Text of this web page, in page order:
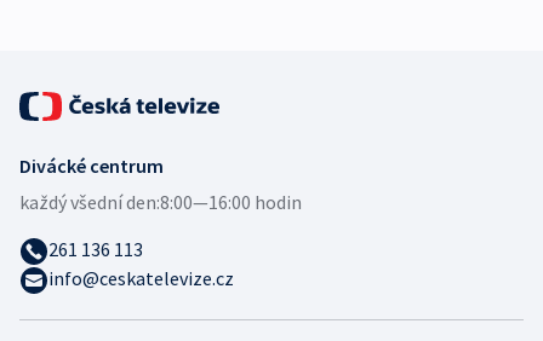
Divácké centrum
každý všední den:8:00—16:00 hodin
261 136 113
info@ceskatelevize.cz